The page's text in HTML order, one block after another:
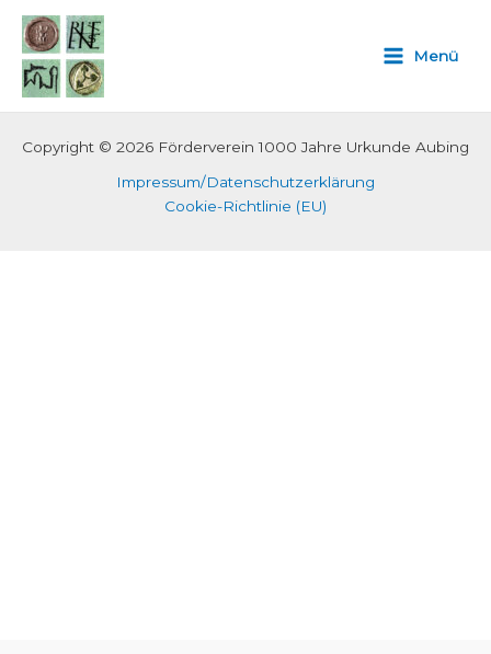
Inhalt
springen
Menü
Copyright © 2026 Förderverein 1000 Jahre Urkunde Aubing
Impressum/Datenschutzerklärung
Cookie-Richtlinie (EU)